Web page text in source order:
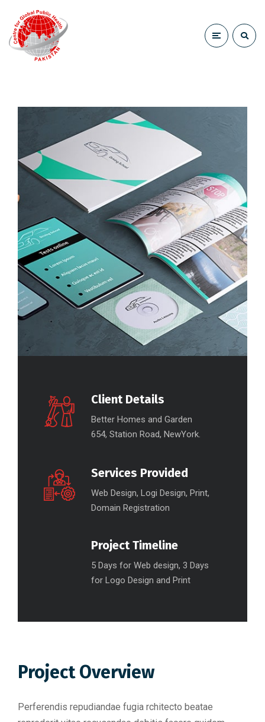
Client Details
Better Homes and Garden
654, Station Road, NewYork.
Services Provided
Web Design, Logi Design, Print,
Domain Registration
Project Timeline
5 Days for Web design, 3 Days
for Logo Design and Print
Project Overview
Perferendis repudiandae fugia rchitecto beatae